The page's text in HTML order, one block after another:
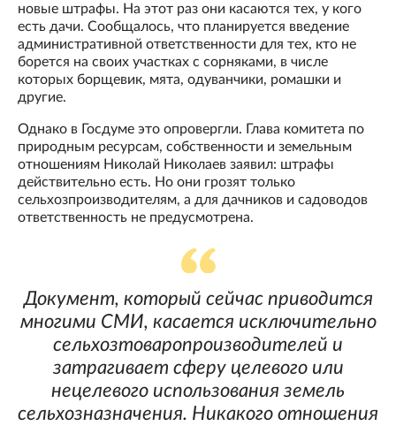
новые штрафы. На этот раз они касаются тех, у кого
есть дачи. Сообщалось, что планируется введение
административной ответственности для тех, кто не
борется на своих участках с сорняками, в числе
которых борщевик, мята, одуванчики, ромашки и
другие.
Однако в Госдуме это опровергли. Глава комитета по
природным ресурсам, собственности и земельным
отношениям Николай Николаев заявил: штрафы
действительно есть. Но они грозят только
сельхозпроизводителям, а для дачников и садоводов
ответственность не предусмотрена.
Документ, который сейчас приводится
многими СМИ, касается исключительно
сельхозтоваропроизводителей и
затрагивает сферу целевого или
нецелевого использования земель
сельхозназначения. Никакого отношения